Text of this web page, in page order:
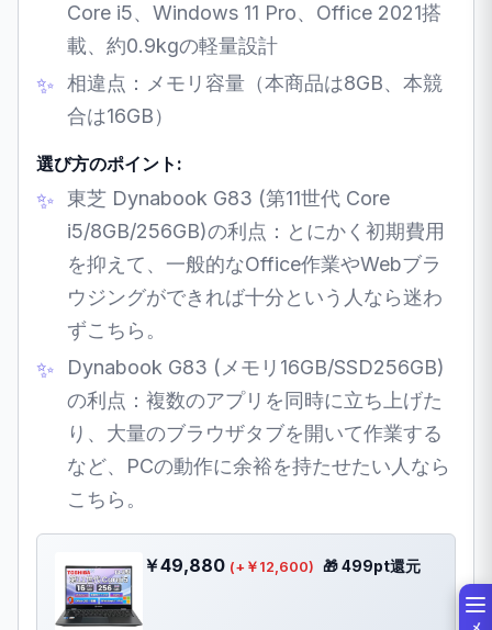
Core i5、Windows 11 Pro、Office 2021搭
載、約0.9kgの軽量設計
相違点：メモリ容量（本商品は8GB、本競
合は16GB）
選び方のポイント:
東芝 Dynabook G83 (第11世代 Core
i5/8GB/256GB)の利点：とにかく初期費用
を抑えて、一般的なOffice作業やWebブラ
ウジングができれば十分という人なら迷わ
ずこちら。
Dynabook G83 (メモリ16GB/SSD256GB)
の利点：複数のアプリを同時に立ち上げた
り、大量のブラウザタブを開いて作業する
など、PCの動作に余裕を持たせたい人なら
こちら。
￥49,880 (+￥12,600) 🎁 499pt還元